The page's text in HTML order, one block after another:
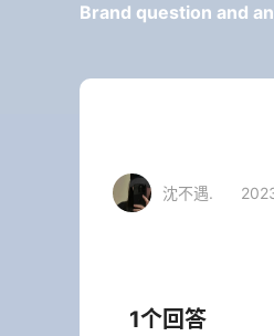
Brand question and
沈不遇.
1个回答